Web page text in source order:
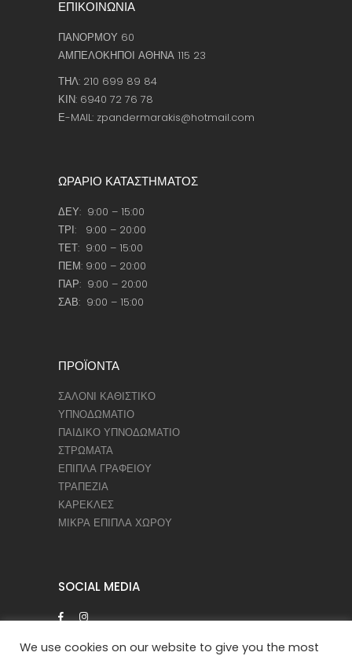
ΕΠΙΚΟΙΝΩΝΙΑ
ΠΑΝΟΡΜΟΥ 60
ΑΜΠΕΛΟΚΗΠΟΙ ΑΘΗΝΑ 115 23
ΤΗΛ: 210 699 89 84
ΚΙΝ: 6940 72 76 78
Ε-MAIL: zpandermarakis@hotmail.com
ΩΡΑΡΙΟ ΚΑΤΑΣΤΗΜΑΤΟΣ
ΔΕΥ: 9:00 – 15:00
ΤΡΙ: 9:00 – 20:00
ΤΕΤ: 9:00 – 15:00
ΠΕΜ: 9:00 – 20:00
ΠΑΡ: 9:00 – 20:00
ΣΑΒ: 9:00 – 15:00
ΠΡΟΪΟΝΤΑ
ΣΑΛΟΝΙ ΚΑΘΙΣΤΙΚΟ
ΥΠΝΟΔΩΜΑΤΙΟ
ΠΑΙΔΙΚΟ ΥΠΝΟΔΩΜΑΤΙΟ
ΣΤΡΩΜΑΤΑ
ΕΠΙΠΛΑ ΓΡΑΦΕΙΟΥ
ΤΡΑΠΕΖΙΑ
ΚΑΡΕΚΛΕΣ
ΜΙΚΡΑ ΕΠΙΠΛΑ ΧΩΡΟΥ
SOCIAL MEDIA
We use cookies on our website to give you the most